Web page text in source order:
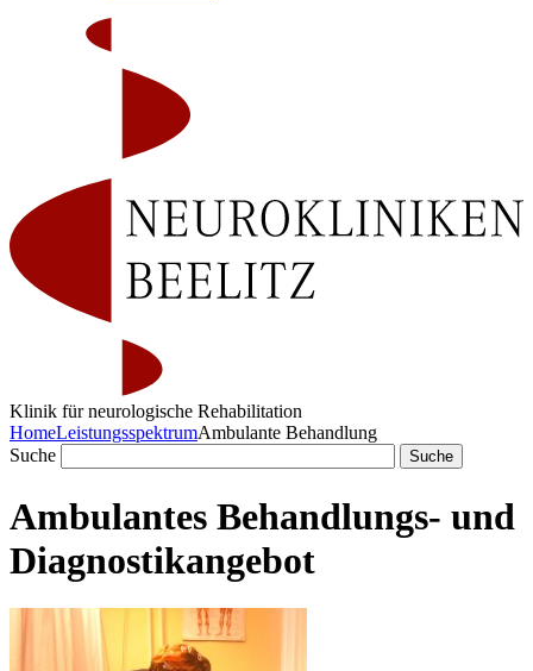
Klinik für neurologische Rehabilitation
HomeLeistungsspektrumAmbulante Behandlung
Suche
Ambulantes Behandlungs- und
Diagnostikangebot